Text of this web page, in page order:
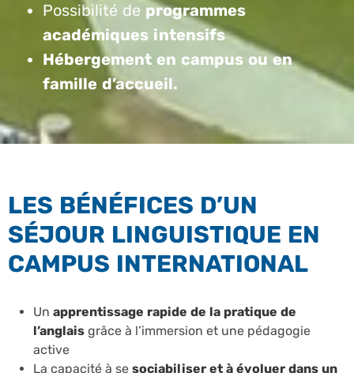
Possibilité de programmes
académiques intensifs
Hébergement en campus ou en
famille d’accueil.
LES BÉNÉFICES D’UN
SÉJOUR LINGUISTIQUE EN
CAMPUS INTERNATIONAL
Un apprentissage rapide de la pratique de
l’anglais grâce à l’immersion et une pédagogie
active
La capacité à se sociabiliser et à évoluer dans un